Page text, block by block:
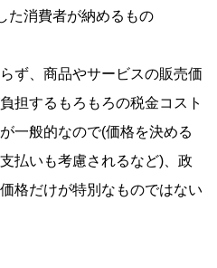
た消費者が納めるもの
ず、商品やサービスの販売価
担するもろもろの税金コスト
一般的なので(価格を決める
払いも考慮されるなど)、政
格だけが特別なものではない